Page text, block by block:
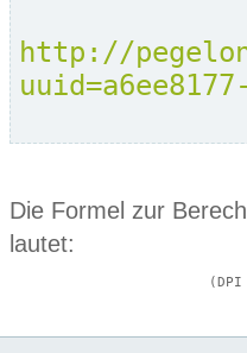
http://
Die Formel zur
lautet: